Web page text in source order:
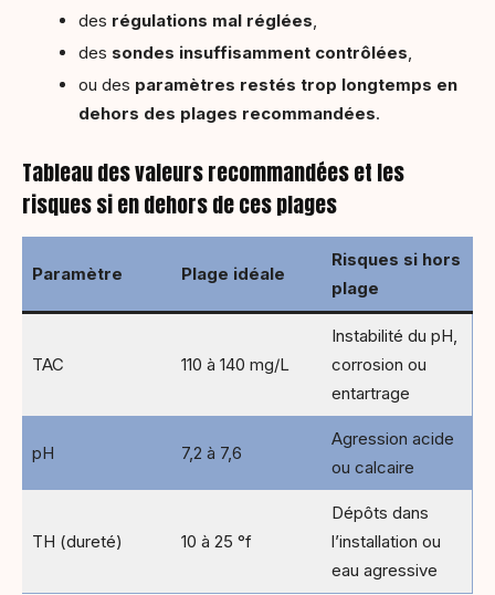
des régulations mal réglées,
des sondes insuffisamment contrôlées,
ou des paramètres restés trop longtemps en
dehors des plages recommandées.
Tableau des valeurs recommandées et les
risques si en dehors de ces plages
Paramètre Plage idéale
Risques si hors
plage
TAC 110 à 140 mg/L
Instabilité du pH,
corrosion ou
entartrage
pH 7,2 à 7,6
Agression acide
ou calcaire
TH (dureté) 10 à 25 °f
Dépôts dans
l’installation ou
eau agressive